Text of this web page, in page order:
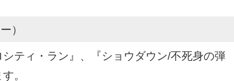
）
ティ・ラン』、『ショウダウン/不死身の弾
。